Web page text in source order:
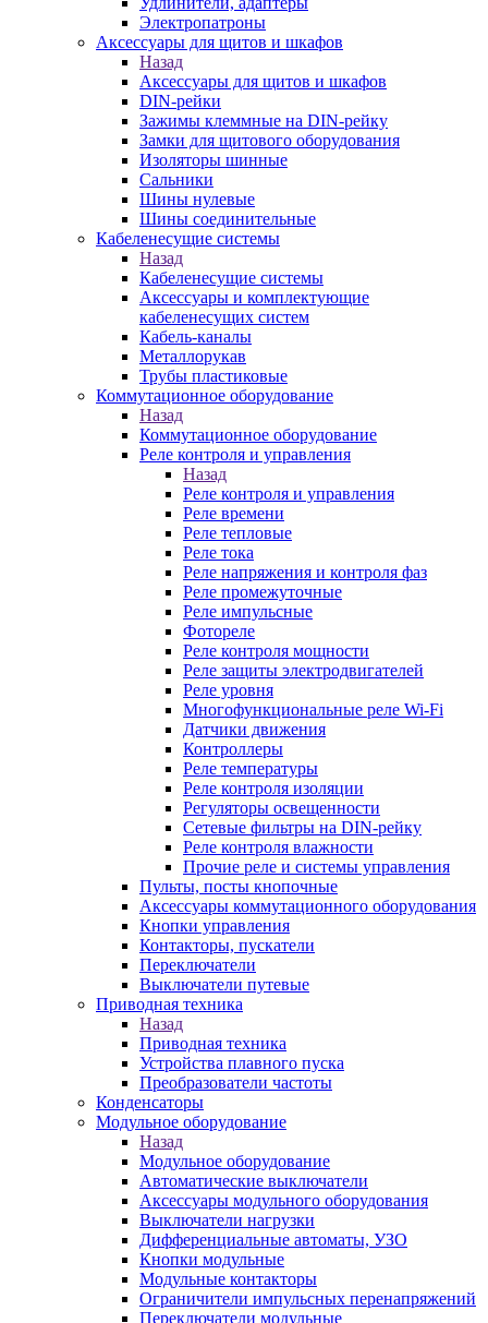
Электропатроны
Аксессуары для щитов и шкафов
Назад
Аксессуары для щитов и шкафов
DIN-рейки
Зажимы клеммные на DIN-рейку
Замки для щитового оборудования
Изоляторы шинные
Сальники
Шины нулевые
Шины соединительные
Кабеленесущие системы
Назад
Кабеленесущие системы
Аксессуары и комплектующие
кабеленесущих систем
Кабель-каналы
Металлорукав
Трубы пластиковые
Коммутационное оборудование
Назад
Коммутационное оборудование
Реле контроля и управления
Назад
Реле контроля и управления
Реле времени
Реле тепловые
Реле тока
Реле напряжения и контроля фаз
Реле промежуточные
Реле импульсные
Фотореле
Реле контроля мощности
Реле защиты электродвигателей
Реле уровня
Многофункциональные реле Wi-Fi
Датчики движения
Контроллеры
Реле температуры
Реле контроля изоляции
Регуляторы освещенности
Сетевые фильтры на DIN-рейку
Реле контроля влажности
Прочие реле и системы управления
Пульты, посты кнопочные
Аксессуары коммутационного оборудования
Кнопки управления
Контакторы, пускатели
Переключатели
Выключатели путевые
Приводная техника
Назад
Приводная техника
Устройства плавного пуска
Преобразователи частоты
Конденсаторы
Модульное оборудование
Назад
Модульное оборудование
Автоматические выключатели
Аксессуары модульного оборудования
Выключатели нагрузки
Дифференциальные автоматы, УЗО
Кнопки модульные
Модульные контакторы
Ограничители импульсных перенапряжений
Переключатели модульные